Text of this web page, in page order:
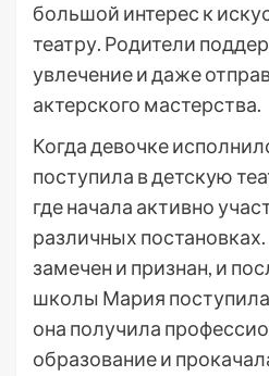
большой интерес к
театру. Родители
увлечение и даже
актерского мастерства.
Когда девочке
поступила в детскую
где начала активно
различных
замечен и признан, и
школы Мария
она получила
образование и